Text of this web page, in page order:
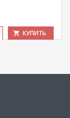
КУПИТЬ